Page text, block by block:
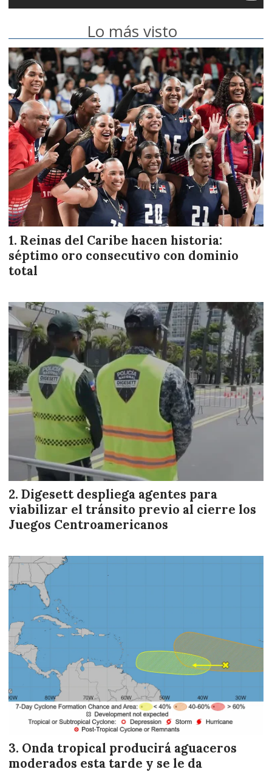
Lo más visto
Reinas del Caribe hacen historia:
séptimo oro consecutivo con dominio
total
Digesett despliega agentes para
viabilizar el tránsito previo al cierre los
Juegos Centroamericanos
Onda tropical producirá aguaceros
moderados esta tarde y se le da